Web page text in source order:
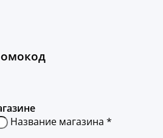
Название магазина *